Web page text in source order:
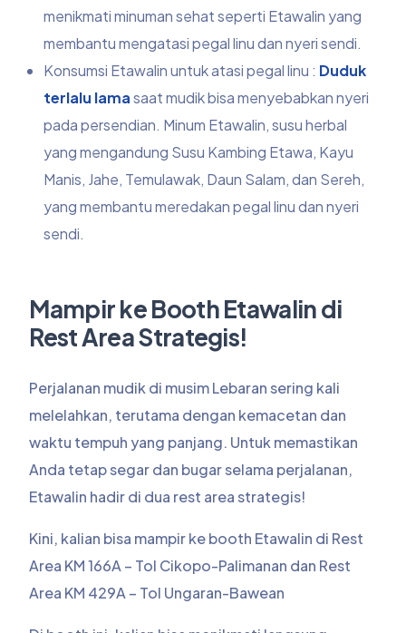
menikmati minuman sehat seperti Etawalin yang
membantu mengatasi pegal linu dan nyeri sendi.
Konsumsi Etawalin untuk atasi pegal linu : Duduk
terlalu lamasaat mudik bisa menyebabkan nyeri
pada persendian. Minum Etawalin, susu herbal
yang mengandung Susu Kambing Etawa, Kayu
Manis, Jahe, Temulawak, Daun Salam, dan Sereh,
yang membantu meredakan pegal linu dan nyeri
sendi.
Mampir ke Booth Etawalin di
Rest Area Strategis!
Perjalanan mudik di musim Lebaran sering kali
melelahkan, terutama dengan kemacetan dan
waktu tempuh yang panjang. Untuk memastikan
Anda tetap segar dan bugar selama perjalanan,
Etawalin hadir di dua rest area strategis!
Kini, kalian bisa mampir ke booth Etawalin di Rest
Area KM 166A – Tol Cikopo-Palimanan dan Rest
Area KM 429A – Tol Ungaran-Bawean